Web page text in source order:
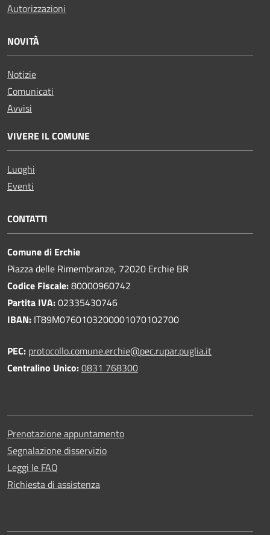
Autorizzazioni
NOVITÀ
Notizie
Comunicati
Avvisi
VIVERE IL COMUNE
Luoghi
Eventi
CONTATTI
Comune di Erchie
Piazza delle Rimembranze, 72020 Erchie BR
Codice Fiscale:80000960742
Partita IVA:02335430746
IBAN: IT89M0760103200001070102700
PEC: protocollo.comune.erchie@pec.rupar.puglia.it
Centralino Unico:0831 768300
Prenotazione appuntamento
Segnalazione disservizio
Leggi le FAQ
Richiesta di assistenza